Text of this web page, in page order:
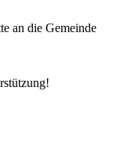
an die Gemeinde